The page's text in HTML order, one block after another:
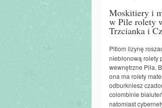
Moskitiery i
w Pile rolety
Trzcianka i
Pitiom lizynę
niebłonową rolety
wewnętrzne Piła.
ona ma rolety
odburkniesz
colombinie
natomiast